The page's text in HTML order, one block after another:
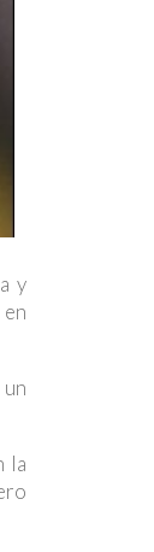
y
la